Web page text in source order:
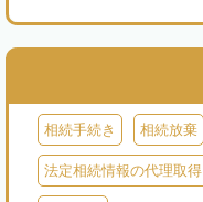
相続手続き 相続放棄
法定相続情報の代理取得